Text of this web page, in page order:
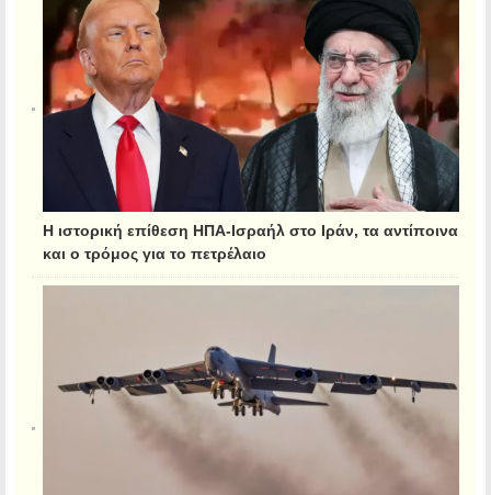
Η ιστορική επίθεση ΗΠΑ-Ισραήλ στο Ιράν, τα αντίποινα
και ο τρόμος για το πετρέλαιο